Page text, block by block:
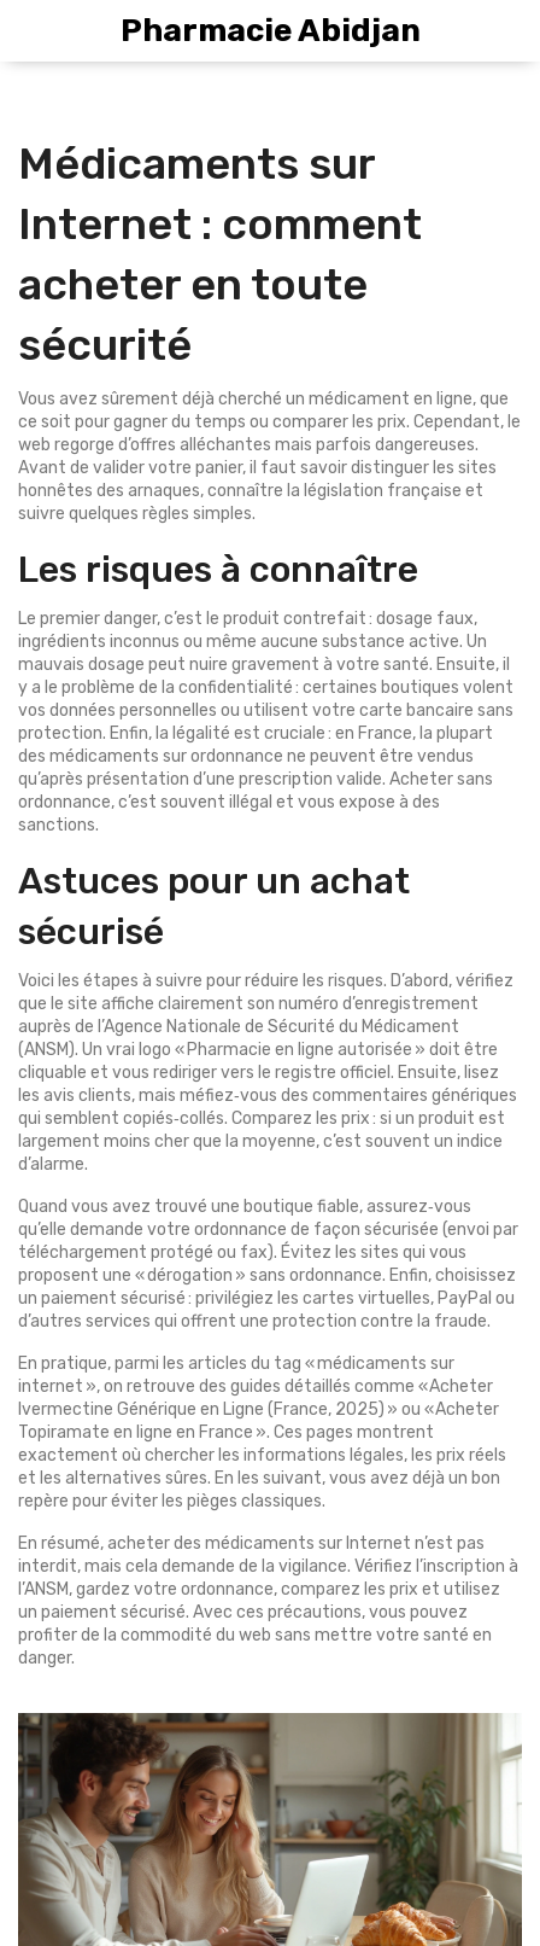
Pharmacie Abidjan
Médicaments sur
Internet : comment
acheter en toute
sécurité
Vous avez sûrement déjà cherché un médicament en ligne, que
ce soit pour gagner du temps ou comparer les prix. Cependant, le
web regorge d’offres alléchantes mais parfois dangereuses.
Avant de valider votre panier, il faut savoir distinguer les sites
honnêtes des arnaques, connaître la législation française et
suivre quelques règles simples.
Les risques à connaître
Le premier danger, c’est le produit contrefait : dosage faux,
ingrédients inconnus ou même aucune substance active. Un
mauvais dosage peut nuire gravement à votre santé. Ensuite, il
y a le problème de la confidentialité : certaines boutiques volent
vos données personnelles ou utilisent votre carte bancaire sans
protection. Enfin, la légalité est cruciale : en France, la plupart
des médicaments sur ordonnance ne peuvent être vendus
qu’après présentation d’une prescription valide. Acheter sans
ordonnance, c’est souvent illégal et vous expose à des
sanctions.
Astuces pour un achat
sécurisé
Voici les étapes à suivre pour réduire les risques. D’abord, vérifiez
que le site affiche clairement son numéro d’enregistrement
auprès de l’Agence Nationale de Sécurité du Médicament
(ANSM). Un vrai logo « Pharmacie en ligne autorisée » doit être
cliquable et vous rediriger vers le registre officiel. Ensuite, lisez
les avis clients, mais méfiez‑vous des commentaires génériques
qui semblent copiés‑collés. Comparez les prix : si un produit est
largement moins cher que la moyenne, c’est souvent un indice
d’alarme.
Quand vous avez trouvé une boutique fiable, assurez‑vous
qu’elle demande votre ordonnance de façon sécurisée (envoi par
téléchargement protégé ou fax). Évitez les sites qui vous
proposent une « dérogation » sans ordonnance. Enfin, choisissez
un paiement sécurisé : privilégiez les cartes virtuelles, PayPal ou
d’autres services qui offrent une protection contre la fraude.
En pratique, parmi les articles du tag « médicaments sur
internet », on retrouve des guides détaillés comme « Acheter
Ivermectine Générique en Ligne (France, 2025) » ou « Acheter
Topiramate en ligne en France ». Ces pages montrent
exactement où chercher les informations légales, les prix réels
et les alternatives sûres. En les suivant, vous avez déjà un bon
repère pour éviter les pièges classiques.
En résumé, acheter des médicaments sur Internet n’est pas
interdit, mais cela demande de la vigilance. Vérifiez l’inscription à
l’ANSM, gardez votre ordonnance, comparez les prix et utilisez
un paiement sécurisé. Avec ces précautions, vous pouvez
profiter de la commodité du web sans mettre votre santé en
danger.